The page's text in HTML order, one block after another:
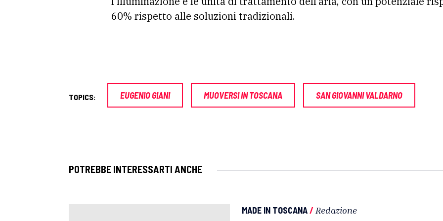
60% rispetto alle soluzioni tradizionali.
TOPICS: EUGENIO GIANI MUOVERSI IN TOSCANA SAN GIOVANNI VALDARNO
POTREBBE INTERESSARTI ANCHE
MADE IN TOSCANA/ Redazione